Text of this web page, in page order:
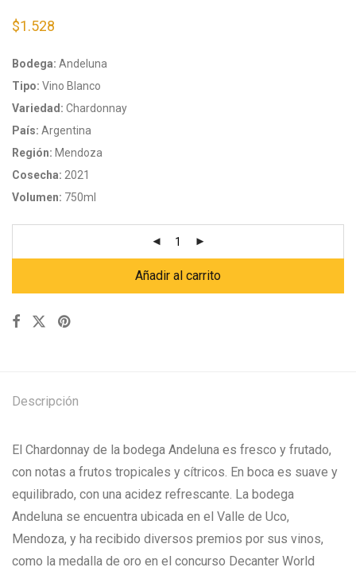
$1.528
Bodega: Andeluna
Tipo: Vino Blanco
Variedad: Chardonnay
País: Argentina
Región: Mendoza
Cosecha: 2021
Volumen: 750ml
Añadir al carrito
Descripción
El Chardonnay de la bodega Andeluna es fresco y frutado,
con notas a frutos tropicales y cítricos. En boca es suave y
equilibrado, con una acidez refrescante. La bodega
Andeluna se encuentra ubicada en el Valle de Uco,
Mendoza, y ha recibido diversos premios por sus vinos,
como la medalla de oro en el concurso Decanter World